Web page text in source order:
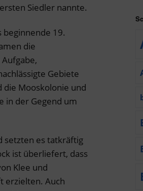
Siedler nannte.
beginnende 19.
die
Gebiete
die Mooskolonie und
in der Gegend um
setzten es tatkräftig
ist überliefert, dass
Klee und
erzielten. Auch